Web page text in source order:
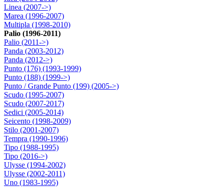
Linea (2007->)
Marea (1996-2007)
Multipla (1998-2010)
Palio (1996-2011)
Palio (2011->)
Panda (2003-2012)
Panda (2012->)
Punto (176) (1993-1999)
Punto (188) (1999->)
Punto / Grande Punto (199) (2005->)
Scudo (1995-2007)
Scudo (2007-2017)
Sedici (2005-2014)
Seicento (1998-2009)
Stilo (2001-2007)
Tempra (1990-1996)
Tipo (1988-1995)
Tipo (2016->)
Ulysse (1994-2002)
Ulysse (2002-2011)
Uno (1983-1995)